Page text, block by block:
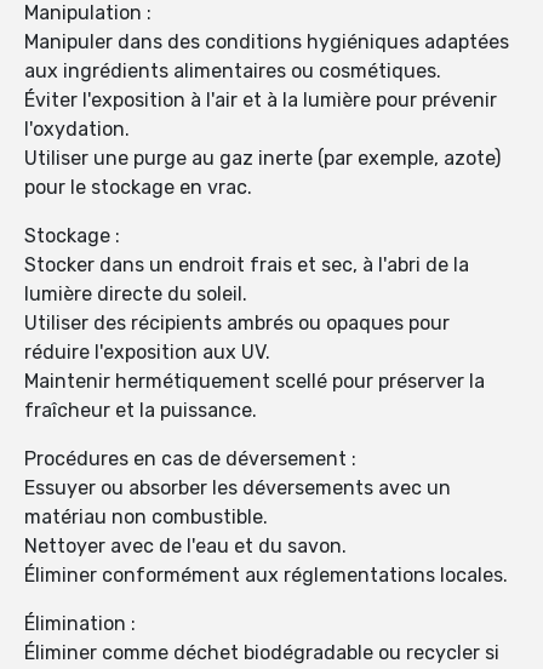
Manipulation :
Manipuler dans des conditions hygiéniques adaptées
aux ingrédients alimentaires ou cosmétiques.
Éviter l'exposition à l'air et à la lumière pour prévenir
l'oxydation.
Utiliser une purge au gaz inerte (par exemple, azote)
pour le stockage en vrac.
Stockage :
Stocker dans un endroit frais et sec, à l'abri de la
lumière directe du soleil.
Utiliser des récipients ambrés ou opaques pour
réduire l'exposition aux UV.
Maintenir hermétiquement scellé pour préserver la
fraîcheur et la puissance.
Procédures en cas de déversement :
Essuyer ou absorber les déversements avec un
matériau non combustible.
Nettoyer avec de l'eau et du savon.
Éliminer conformément aux réglementations locales.
Élimination :
Éliminer comme déchet biodégradable ou recycler si